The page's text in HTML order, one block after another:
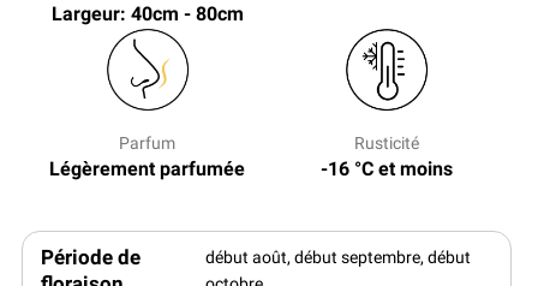
Largeur: 40cm - 80cm
Parfum
Légèrement parfumée
Rusticité
-16 °C et moins
Période de
début août, début septembre, début